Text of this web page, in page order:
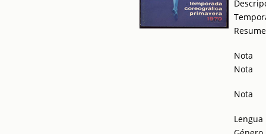
Nota
Nota
Nota
Lengua